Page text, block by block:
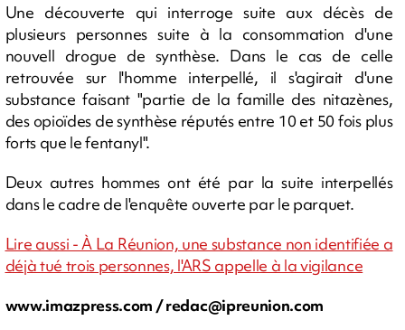
Une découverte qui interroge suite aux décès de
plusieurs personnes suite à la consommation d'une
nouvell drogue de synthèse. Dans le cas de celle
retrouvée sur l'homme interpellé, il s'agirait d'une
substance faisant "partie de la famille des nitazènes,
des opioïdes de synthèse réputés entre 10 et 50 fois plus
forts que le fentanyl".
Deux autres hommes ont été par la suite interpellés
dans le cadre de l'enquête ouverte par le parquet.
Lire aussi - À La Réunion, une substance non identifiée a
déjà tué trois personnes, l'ARS appelle à la vigilance
www.imazpress.com /redac@ipreunion.com